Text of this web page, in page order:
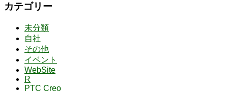
カテゴリー
未分類
自社
その他
イベント
WebSite
R
PTC Creo